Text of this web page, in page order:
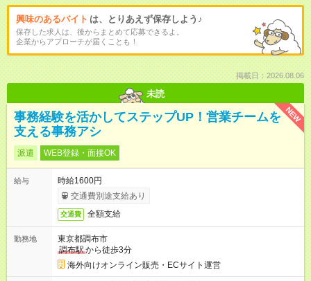
興味のあるバイト は、とりあえず保存しよう♪
保存した求人は、後からまとめて応募できるよ。
企業からアプローチが届くことも！
掲載日：2026.08.06
未読
NEW
事務経験を活かしてステップUP！営業チームを
支える事務アシ
派遣 WEB登録・面接OK
給与
時給1600円
交通費別途支給あり
交通費 全額支給
勤務地
東京都調布市
調布駅から徒歩3分
海外向けオンライン販売・ECサイト運営